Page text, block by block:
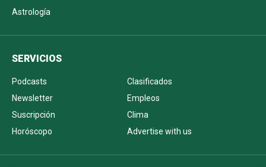
Astrología
SERVICIOS
Podcasts
Clasificados
Newsletter
Empleos
Suscripción
Clima
Horóscopo
Advertise with us